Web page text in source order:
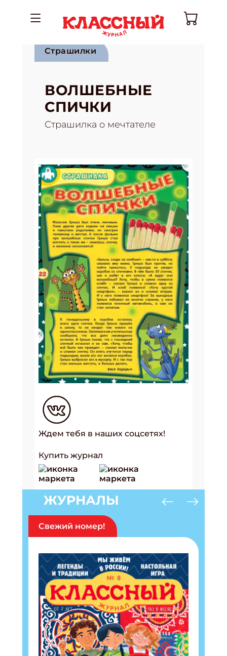
Страшилки
ВОЛШЕБНЫЕ
СПИЧКИ
Страшилка о мечтателе
Ждем тебя в наших соцсетях!
Купить журнал
ЖУРНАЛЫ
Свежий номер!